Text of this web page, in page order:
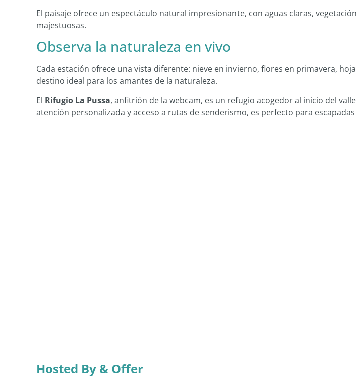
El paisaje ofrece un espectáculo natural impresionante, con aguas claras,
majestuosas.
Observa la naturaleza en vivo
Cada estación ofrece una vista diferente: nieve en invierno, flores en primavera,
destino ideal para los amantes de la naturaleza.
El Rifugio La Pussa, anfitrión de la webcam, es un refugio acogedor al inicio del
atención personalizada y acceso a rutas de senderismo, es perfecto para
Hosted By & Offer